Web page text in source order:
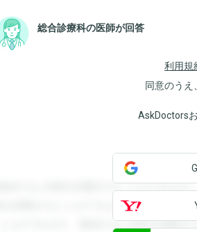
総合診療科の医師が回答
利用規
同意のうえ
AskDoctors
登録すると回答を閲覧することができま
答を閲覧することができます。登録する
ことができます。登録すると回答を閲覧